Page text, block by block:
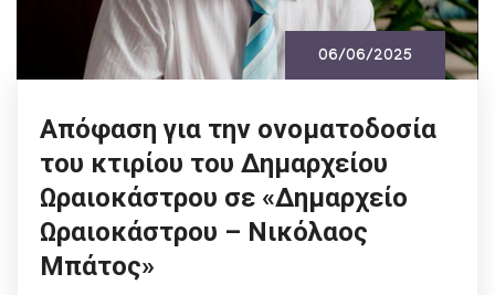
06/06/2025
Απόφαση για την ονοματοδοσία
του κτιρίου του Δημαρχείου
Ωραιοκάστρου σε «Δημαρχείο
Ωραιοκάστρου – Νικόλαος
Μπάτος»